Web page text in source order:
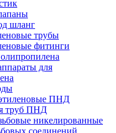
шланг
трубы
фитинги
для
ПНД
труб ПНД
никелированные
соединений